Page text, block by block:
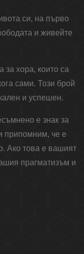
си, на първо
и живейте
за хора, които са
сами. Този брой
и успешен.
е знак за
припомним, че е
Ако това е вашият
прагматизъм и